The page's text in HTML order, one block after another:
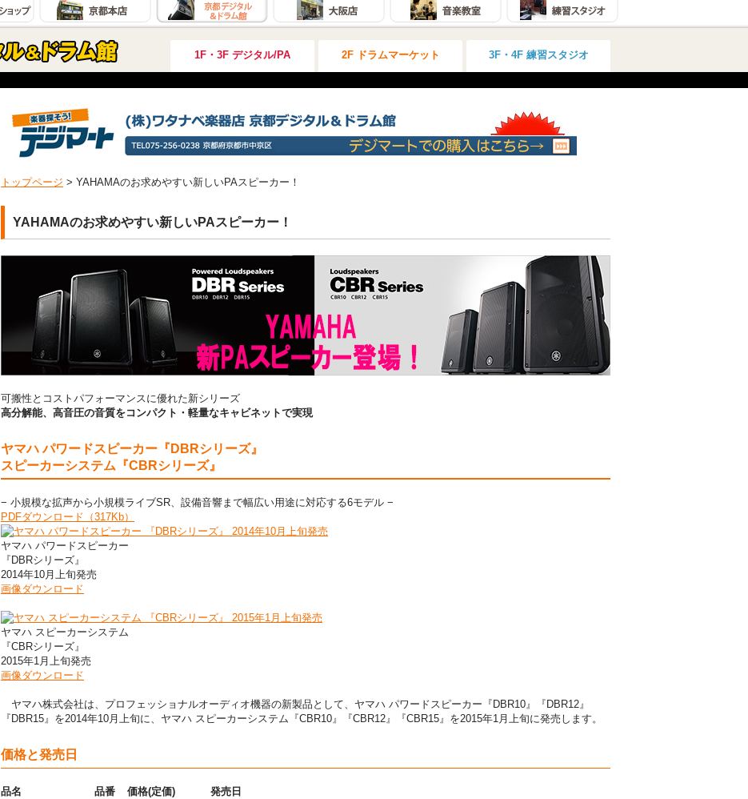
3F・4F 練習スタジオ
2F ドラムマーケット
1F・3F デジタル/PA
トップページ > YAHAMAのお求めやすい新しいPAスピーカー！
YAHAMAのお求めやすい新しいPAスピーカー！
可搬性とコストパフォーマンスに優れた新シリーズ
高分解能、高音圧の音質をコンパクト・軽量なキャビネットで実現
ヤマハ パワードスピーカー『DBRシリーズ』
スピーカーシステム『CBRシリーズ』
− 小規模な拡声から小規模ライブSR、設備音響まで幅広い用途に対応する6モデル −
PDFダウンロード（317Kb）
ヤマハ パワードスピーカー
『DBRシリーズ』
2014年10月上旬発売
画像ダウンロード
ヤマハ スピーカーシステム
『CBRシリーズ』
2015年1月上旬発売
画像ダウンロード
ヤマハ株式会社は、プロフェッショナルオーディオ機器の新製品として、ヤマハ パワードスピーカー『DBR10』『DBR12』
『DBR15』を2014年10月上旬に、ヤマハ スピーカーシステム『CBR10』『CBR12』『CBR15』を2015年1月上旬に発売します。
価格と発売日
品名 品番 価格(定価)
発売日